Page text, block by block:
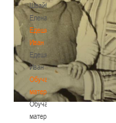
Швайбович
Елена
Едешко
Иван
Едешко
Иван
Обучающие
материалы
Обучающие
материалы